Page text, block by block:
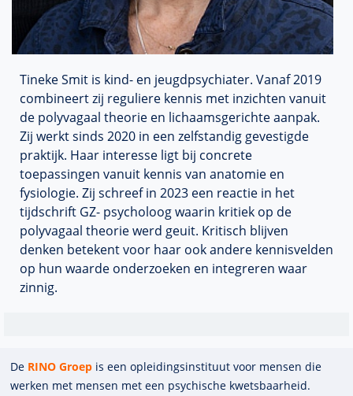
Tineke Smit is kind- en jeugdpsychiater. Vanaf 2019
combineert zij reguliere kennis met inzichten vanuit
de polyvagaal theorie en lichaamsgerichte aanpak.
Zij werkt sinds 2020 in een zelfstandig gevestigde
praktijk. Haar interesse ligt bij concrete
toepassingen vanuit kennis van anatomie en
fysiologie. Zij schreef in 2023 een reactie in het
tijdschrift GZ- psycholoog waarin kritiek op de
polyvagaal theorie werd geuit. Kritisch blijven
denken betekent voor haar ook andere kennisvelden
op hun waarde onderzoeken en integreren waar
zinnig.
De RINO Groep is een opleidings­insti­tuut voor mensen die
werken met mensen met een psychische kwets­baar­heid.